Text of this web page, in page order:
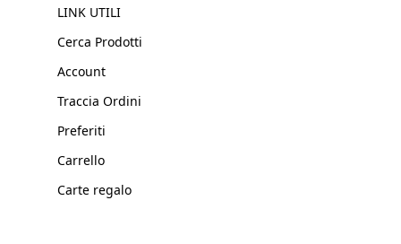
LINK UTILI
Cerca Prodotti
Account
Traccia Ordini
Preferiti
Carrello
Carte regalo